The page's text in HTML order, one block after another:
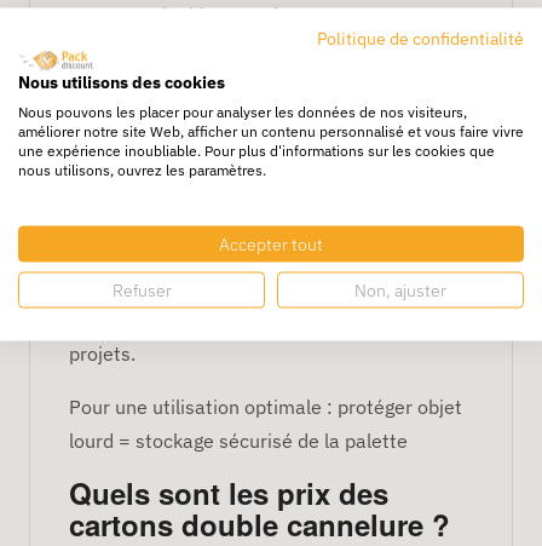
Le carton double cannelure est
particulièrement efficace pour l'emballage de
produits fragiles, le
transportet lestockaged'objets lourds. Sa
capacité à offrir uneprotection
supplémentaireen fait une
risque de dommage. Utilisez-le pour un
calage optimal
ou pour garantir une
projets.
Pour une utilisation optimale : protéger objet
lourd = stockage sécurisé de la palette
Quels sont les prix des
cartons double cannelure ?
Politique de confidentialité
Nous utilisons des cookies
Nous pouvons les placer pour analyser les données de nos visiteurs,
améliorer notre site Web, afficher un contenu personnalisé et vous faire vivre
une expérience inoubliable. Pour plus d'informations sur les cookies que
nous utilisons, ouvrez les paramètres.
Accepter tout
Refuser Non, ajuster